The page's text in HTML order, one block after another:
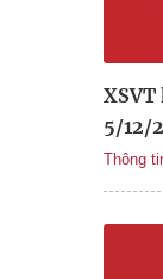
5/12/
Thông